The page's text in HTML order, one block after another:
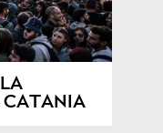
CATANIA